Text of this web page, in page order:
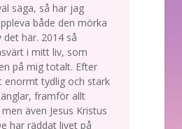
säga, så har jag
både den mörka
det här. 2014 så
i mitt liv, som
på mig totalt. Efter
enormt tydlig och stark
framför allt
även Jesus Kristus
har räddat livet på